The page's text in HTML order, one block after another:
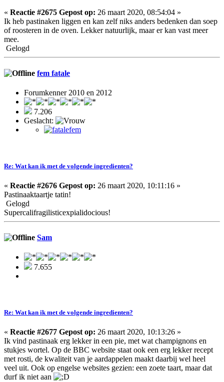
« Reactie #2675 Gepost op: 26 maart 2020, 08:54:04 »
Ik heb pastinaken liggen en kan zelf niks anders bedenken dan soep
of roosteren in de oven. Lekker natuurlijk, maar er kan vast meer
mee.
Gelogd
fem fatale
Forumkenner 2010 en 2012
7.206
Geslacht:
Re: Wat kan ik met de volgende ingredienten?
« Reactie #2676 Gepost op: 26 maart 2020, 10:11:16 »
Pastinaaktaartje tatin!
Gelogd
Supercalifragilisticexpialidocious!
Sam
7.655
Re: Wat kan ik met de volgende ingredienten?
« Reactie #2677 Gepost op: 26 maart 2020, 10:13:26 »
Ik vind pastinaak erg lekker in een pie, met wat champignons en
stukjes wortel. Op de BBC website staat ook een erg lekker recept
met rosti, de kwaliteit van je aardappelen maakt daarbij wel heel
veel uit. Ook op engelse websites gezien: een zoete taart, maar dat
durf ik niet aan